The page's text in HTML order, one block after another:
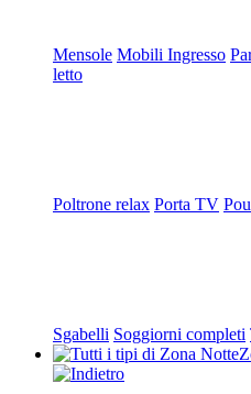
Mensole Mobili Ingresso
letto
Poltrone relax Porta TV
Sgabelli Soggiorni completi